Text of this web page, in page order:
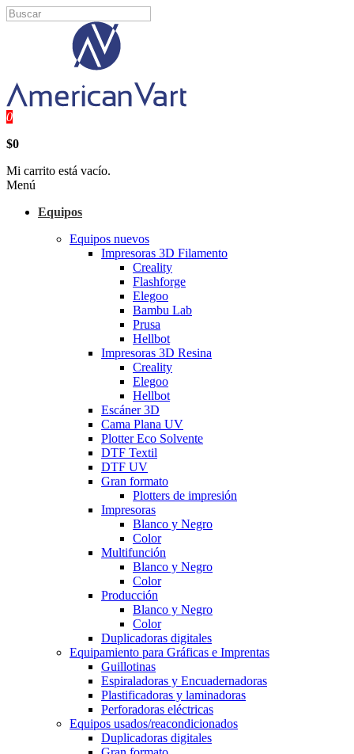
0
$0
Mi carrito está vacío.
Menú
Equipos
Equipos nuevos
Impresoras 3D Filamento
Creality
Flashforge
Elegoo
Bambu Lab
Prusa
Hellbot
Impresoras 3D Resina
Creality
Elegoo
Hellbot
Escáner 3D
Cama Plana UV
Plotter Eco Solvente
DTF Textil
DTF UV
Gran formato
Plotters de impresión
Impresoras
Blanco y Negro
Color
Multifunción
Blanco y Negro
Color
Producción
Blanco y Negro
Color
Duplicadoras digitales
Equipamiento para Gráficas e Imprentas
Guillotinas
Espiraladoras y Encuadernadoras
Plastificadoras y laminadoras
Perforadoras eléctricas
Equipos usados/reacondicionados
Duplicadoras digitales